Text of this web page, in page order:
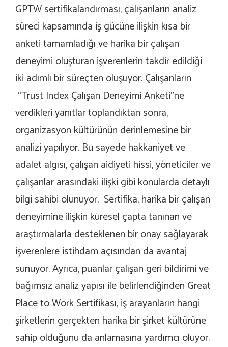
GPTW sertifikalandırması, çalışanların analiz
süreci kapsamında iş gücüne ilişkin kısa bir
anketi tamamladığı ve harika bir çalışan
deneyimi oluşturan işverenlerin takdir edildiği
iki adımlı bir süreçten oluşuyor. Çalışanların
“Trust Index Çalışan Deneyimi Anketi”ne
verdikleri yanıtlar toplandıktan sonra,
organizasyon kültürünün derinlemesine bir
analizi yapılıyor. Bu sayede hakkaniyet ve
adalet algısı, çalışan aidiyeti hissi, yöneticiler ve
çalışanlar arasındaki ilişki gibi konularda detaylı
bilgi sahibi olunuyor. Sertifika, harika bir çalışan
deneyimine ilişkin küresel çapta tanınan ve
araştırmalarla desteklenen bir onay sağlayarak
işverenlere istihdam açısından da avantaj
sunuyor. Ayrıca, puanlar çalışan geri bildirimi ve
bağımsız analiz yapısı ile belirlendiğinden Great
Place to Work Sertifikası, iş arayanların hangi
şirketlerin gerçekten harika bir şirket kültürüne
sahip olduğunu da anlamasına yardımcı oluyor.